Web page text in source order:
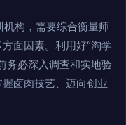
构，需要综合衡量师
面因素。利用好“淘学
务必深入调查和实地验
卤肉技艺、迈向创业